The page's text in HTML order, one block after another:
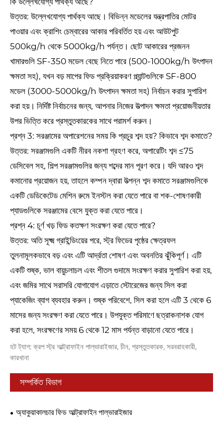
উত্তর: উল্লেখযোগ্য পার্থক্য আছে। বিভিন্ন মডেলের যন্ত্রপাতির মোটর
পাওয়ার এবং ক্রাশিং চেম্বারের আকার পরিবর্তিত হয় এবং আউটপুট
500kg/h থেকে 5000kg/h পর্যন্ত। ছোট আকারের প্রজনন
খামারগুলি SF-350 মডেল বেছে নিতে পারে (500-1000kg/h উৎপাদন
ক্ষমতা সহ), যখন বড় মাপের ফিড প্রক্রিয়াকরণ প্ল্যান্টগুলিকে SF-800
মডেল (3000-5000kg/h উৎপাদন ক্ষমতা সহ) নির্বাচন করার সুপারিশ
করা হয়। নির্দিষ্ট নির্বাচনের জন্য, আপনার নিজের উত্পাদন ক্ষমতা প্রয়োজনীয়তার
উপর ভিত্তি করে প্রস্তুতকারকের সাথে পরামর্শ করুন।
প্রশ্ন 3: সরঞ্জামের অপারেশনের সময় কি প্রচুর শব্দ হয়? কিভাবে শব্দ কমাতে?
উত্তর: সরঞ্জামগুলি একটি নীরব নকশা গ্রহণ করে, অপারেটিং শব্দ ≤75
ডেসিবেল সহ, শিল্প সরঞ্জামগুলির জন্য শব্দের মান পূরণ করে। যদি আরও শব্দ
কমানোর প্রয়োজন হয়, তাহলে কম্পন দ্বারা উত্পন্ন শব্দ কমাতে সরঞ্জামগুলিকে
একটি ডেডিকেটেড মেশিন রুমে ইনস্টল করা যেতে পারে বা শক-শোষণকারী
প্যাডগুলিকে সরঞ্জামের বেসে যুক্ত করা যেতে পারে।
প্রশ্ন 4: চূর্ণ খড় ফিড কতক্ষণ সংরক্ষণ করা যেতে পারে?
উত্তর: অতি সূক্ষ্ম গ্রাইন্ডিংয়ের পরে, স্ট্র ফিডের পৃষ্ঠের ক্ষেত্রফল
তুলনামূলকভাবে বড় এবং এটি আর্দ্রতা শোষণ এবং অবনতির ঝুঁকিপূর্ণ। এটি
একটি শুষ্ক, ভাল বায়ুচলাচল এবং শীতল গুদামে সংরক্ষণ করার সুপারিশ করা হয়,
এবং জমির সাথে সরাসরি যোগাযোগ এড়াতে স্টোরেজের জন্য সিল করা
প্যাকেজিং ব্যাগ ব্যবহার করুন। শুষ্ক পরিবেশে, সিল করা হলে এটি 3 থেকে 6
মাসের জন্য সংরক্ষণ করা যেতে পারে। উপযুক্ত পরিমাণে ছত্রাকনাশক যোগ
করা হলে, সংরক্ষণের সময় 6 থেকে 12 মাস পর্যন্ত বাড়ানো যেতে পারে।
হট ট্যাগ: ক্রপ স্ট্র আল্ট্রাফাইন পাল্ভারাইজার, চীন, প্রস্তুতকারক, সরবরাহকারী,
কারখানা
সম্পর্কিত বিভাগ
অ্যাকুয়াকালচার ফিড আল্ট্রাফাইন পাল্ভারাইজার